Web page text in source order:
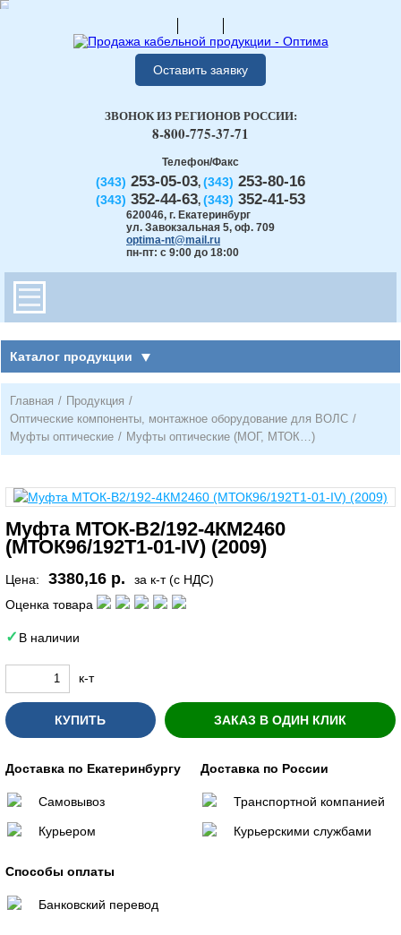
Оставить заявку
Телефон/Факс
(343) 253-05-03, (343) 253-80-16
(343) 352-44-63, (343) 352-41-53
620046, г. Екатеринбург
ул. Завокзальная 5, оф. 709
optima-nt@mail.ru
пн-пт: с 9:00 до 18:00
ЗВОНОК ИЗ РЕГИОНОВ РОССИИ:
8-800-775-37-71
Каталог продукции
Главная / Продукция /
Оптические компоненты, монтажное оборудование для ВОЛС /
Муфты оптические / Муфты оптические (МОГ, МТОК…)
Муфта МТОК-В2/192-4КМ2460
(МТОК96/192Т1-01-IV) (2009)
Цена: 3380,16 р.
за к-т (с НДС)
Оценка товара
В наличии
к-т
КУПИТЬ ЗАКАЗ В ОДИН КЛИК
Доставка по Екатеринбургу
Самовывоз
Курьером
Доставка по России
Транспортной компанией
Курьерскими службами
Способы оплаты
Банковский перевод